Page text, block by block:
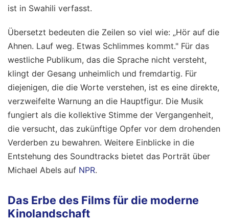
ist in Swahili verfasst.
Übersetzt bedeuten die Zeilen so viel wie: „Hör auf die
Ahnen. Lauf weg. Etwas Schlimmes kommt." Für das
westliche Publikum, das die Sprache nicht versteht,
klingt der Gesang unheimlich und fremdartig. Für
diejenigen, die die Worte verstehen, ist es eine direkte,
verzweifelte Warnung an die Hauptfigur. Die Musik
fungiert als die kollektive Stimme der Vergangenheit,
die versucht, das zukünftige Opfer vor dem drohenden
Verderben zu bewahren. Weitere Einblicke in die
Entstehung des Soundtracks bietet das Porträt über
Michael Abels auf NPR.
Das Erbe des Films für die moderne
Kinolandschaft